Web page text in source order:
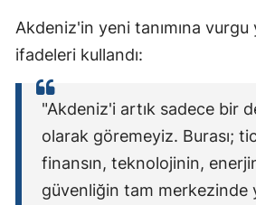
Akdeniz'in yeni tanımına
ifadeleri kullandı:
"Akdeniz'i artık sadece bir
olarak göremeyiz. Burası;
finansın, teknolojinin,
güvenliğin tam merkezinde